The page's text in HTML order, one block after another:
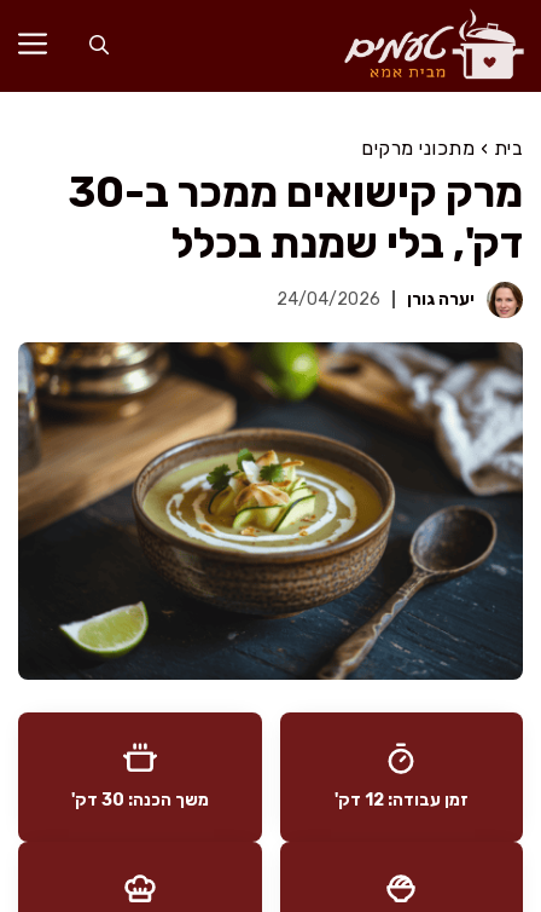
לדלג
לתוכן
בית › מתכוני מרקים
מרק קישואים ממכר ב-30
דק', בלי שמנת בכלל
יערה גורן 24/04/2026
זמן עבודה: 12 דק' משך הכנה: 30 דק'